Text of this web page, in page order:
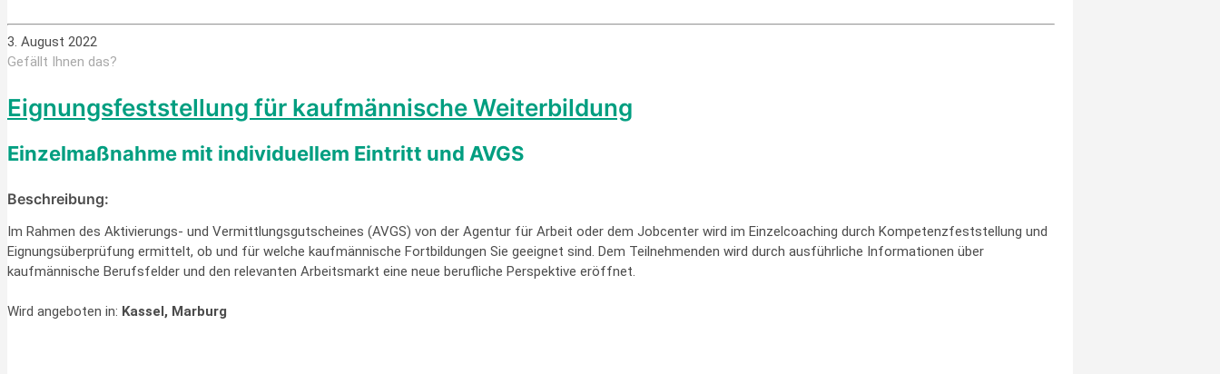
3. August 2022
Gefällt Ihnen das?
Eignungsfeststellung für kaufmännische Weiterbildung
Einzelmaßnahme mit individuellem Eintritt und AVGS
Beschreibung:
Im Rahmen des Aktivierungs- und Vermittlungsgutscheines (AVGS) von der Agentur für Arbeit oder dem Jobcenter wird im Einzelcoaching durch Kompetenzfeststellung und
Eignungsüberprüfung ermittelt, ob und für welche kaufmännische Fortbildungen Sie geeignet sind. Dem Teilnehmenden wird durch ausführliche Informationen über
kaufmännische Berufsfelder und den relevanten Arbeitsmarkt eine neue berufliche Perspektive eröffnet.
Wird angeboten in: Kassel, Marburg